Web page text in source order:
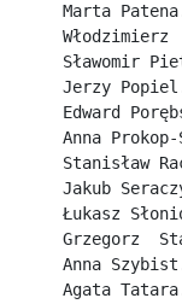
Marta
Sławomir
Jerzy
Edward
Anna
Stanisław
Jakub
Łukasz
Grzegorz
Anna
Agata